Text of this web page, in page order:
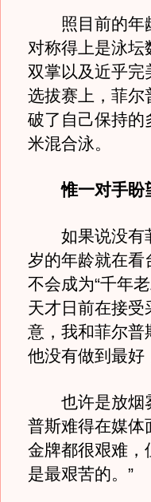
照目前的年龄
对称得上是泳坛
双掌以及近乎完
选拔赛上，菲尔
破了自己保持的
米混合泳。
惟一对手盼
如果说没有菲
岁的年龄就在看
不会成为“千年
天才日前在接受
意，我和菲尔普
他没有做到最好
也许是放烟雾
普斯难得在媒体
金牌都很艰难，
是最艰苦的。”